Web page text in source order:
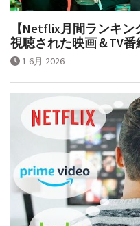
【Netflix月間ランキ
視聴された映画＆TV番
1 6月 2026